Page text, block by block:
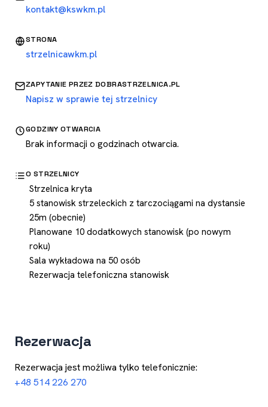
kontakt@kswkm.pl
STRONA
strzelnicawkm.pl
ZAPYTANIE PRZEZ DOBRASTRZELNICA.PL
Napisz w sprawie tej strzelnicy
GODZINY OTWARCIA
Brak informacji o godzinach otwarcia.
O STRZELNICY
Strzelnica kryta
5 stanowisk strzeleckich z tarczociągami na dystansie
25m (obecnie)
Planowane 10 dodatkowych stanowisk (po nowym
roku)
Sala wykładowa na 50 osób
Rezerwacja telefoniczna stanowisk
Rezerwacja
Rezerwacja jest możliwa tylko telefonicznie:
+48 514 226 270